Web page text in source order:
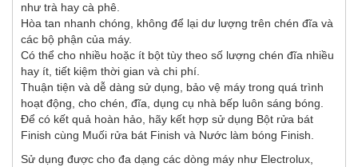
như trà hay cà phê.
Hòa tan nhanh chóng, không để lại dư lượng trên chén đĩa và
các bộ phận của máy.
Có thể cho nhiều hoặc ít bột tùy theo số lượng chén đĩa nhiều
hay ít, tiết kiệm thời gian và chi phí.
Thuận tiện và dễ dàng sử dụng, bảo vệ máy trong quá trình
hoạt động, cho chén, đĩa, dụng cụ nhà bếp luôn sáng bóng.
Để có kết quả hoàn hảo, hãy kết hợp sử dụng Bột rửa bát
Finish cùng Muối rửa bát Finish và Nước làm bóng Finish.
Sử dụng được cho đa dạng các dòng máy như Electrolux,